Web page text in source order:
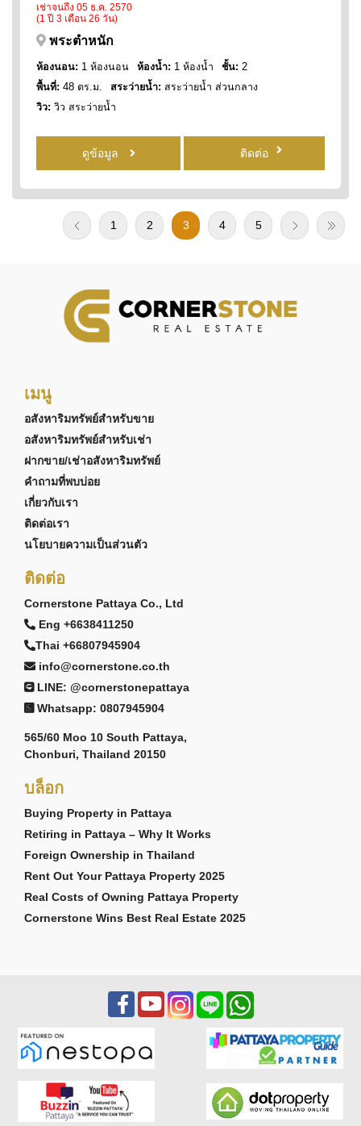
เช่าจนถึง 05 ธ.ค. 2570
(1 ปี 3 เดือน 26 วัน)
พระตำหนัก
ห้องนอน: 1 ห้องนอน ห้องน้ำ: 1 ห้องน้ำ ชั้น: 2
พื้นที่: 48 ตร.ม. สระว่ายน้ำ: สระว่ายน้ำ ส่วนกลาง
วิว: วิว สระว่ายน้ำ
ดูข้อมูล ติดต่อ
1 2 3 4 5
เมนู
อสังหาริมทรัพย์สำหรับขาย
อสังหาริมทรัพย์สำหรับเช่า
ฝากขาย/เช่าอสังหาริมทรัพย์
คำถามที่พบบ่อย
เกี่ยวกับเรา
ติดต่อเรา
นโยบายความเป็นส่วนตัว
ติดต่อ
Cornerstone Pattaya Co., Ltd
Eng +6638411250
Thai +66807945904
info@cornerstone.co.th
LINE: @cornerstonepattaya
Whatsapp: 0807945904
565/60 Moo 10 South Pattaya,
Chonburi, Thailand 20150
บล็อก
Buying Property in Pattaya
Retiring in Pattaya – Why It Works
Foreign Ownership in Thailand
Rent Out Your Pattaya Property 2025
Real Costs of Owning Pattaya Property
Cornerstone Wins Best Real Estate 2025